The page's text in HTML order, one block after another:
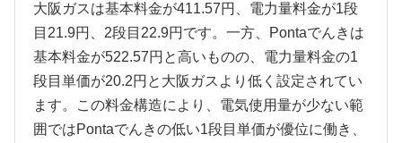
大阪ガスは基本料金が411.57円、電力量料金が1段
目21.9円、2段目22.9円です。一方、Pontaでんきは
基本料金が522.57円と高いものの、電力量料金の1
段目単価が20.2円と大阪ガスより低く設定されてい
ます。この料金構造により、電気使用量が少ない範
囲ではPontaでんきの低い1段目単価が優位に働き、